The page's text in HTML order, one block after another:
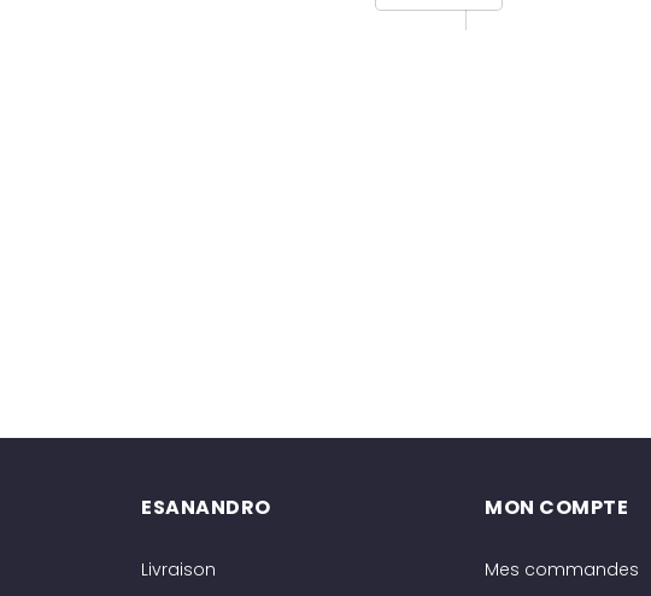
ESANANDRO
Livraison
MON COMPTE
Mes commandes